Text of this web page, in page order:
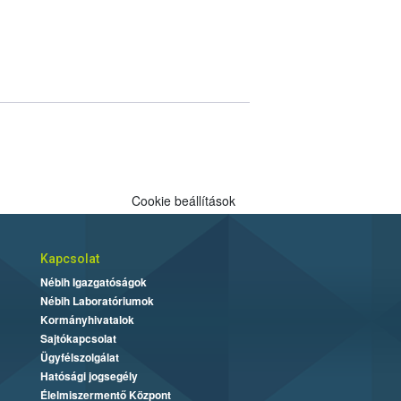
Cookie beállítások
Kapcsolat
Nébih Igazgatóságok
Nébih Laboratóriumok
Kormányhivatalok
Sajtókapcsolat
Ügyfélszolgálat
Hatósági jogsegély
Élelmiszermentő Központ